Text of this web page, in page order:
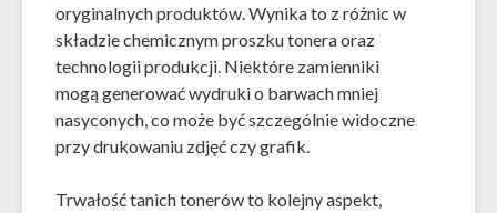
oryginalnych produktów. Wynika to z różnic w
składzie chemicznym proszku tonera oraz
technologii produkcji. Niektóre zamienniki
mogą generować wydruki o barwach mniej
nasyconych, co może być szczególnie widoczne
przy drukowaniu zdjęć czy grafik.
Trwałość tanich tonerów to kolejny aspekt,